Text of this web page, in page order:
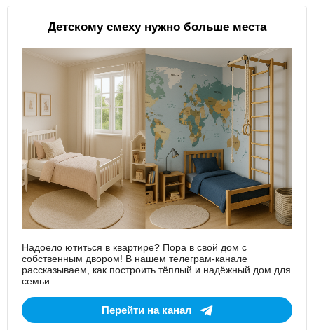
Детскому смеху нужно больше места
Надоело ютиться в квартире? Пора в свой дом с
собственным двором! В нашем телеграм-канале
рассказываем, как построить тёплый и надёжный дом для
семьи.
Перейти на канал